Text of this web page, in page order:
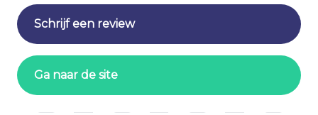
Schrijf een review
Ga naar de site